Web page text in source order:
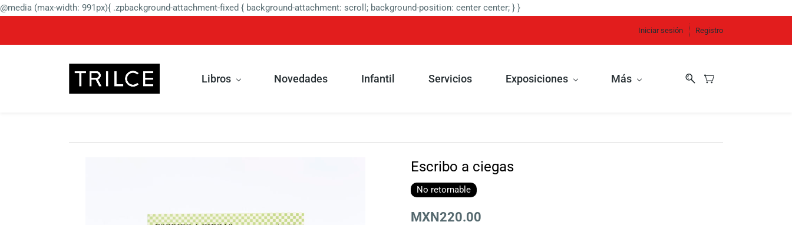
@media (max-width: 991px){ .zpbackground-attachment-fixed { background-attachment: scroll; background-position: center center; } }
Iniciar sesión Registro
Libros Novedades Infantil Servicios Exposiciones Más
Escribo a ciegas
No retornable
MXN220.00